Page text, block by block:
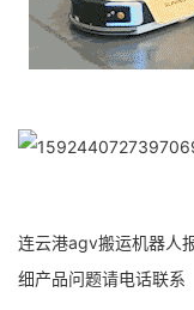
连云港agv搬运机器人
细产品问题请电话联系